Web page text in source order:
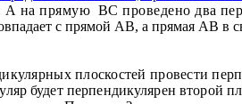
А на прямую ВС проведено два
спрямой АВ, а прямая АВ в
плоскостей провести
будет перпендикулярен второй